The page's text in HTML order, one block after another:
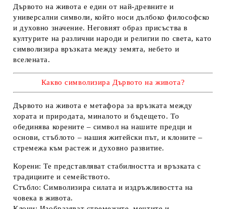
Дървото на живота е един от най-древните и
универсални символи, който носи дълбоко философско
и духовно значение. Неговият образ присъства в
културите на различни народи и религии по света, като
символизира връзката между земята, небето и
вселената.
Какво символизира Дървото на живота?
Дървото на живота е метафора за връзката между
хората и природата, миналото и бъдещето. То
обединява корените – символ на нашите предци и
основи, стъблото – нашия житейски път, и клоните –
стремежа към растеж и духовно развитие.
Корени: Те представляват стабилността и връзката с
традициите и семейството.
Стъбло: Символизира силата и издръжливостта на
човека в живота.